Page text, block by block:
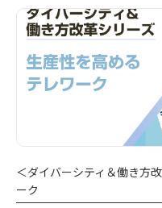
＜ダイバーシティ＆働き方
ーク